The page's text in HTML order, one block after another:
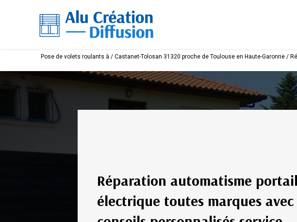
Pose de volets roulants à / Castanet-Tolosan 31320 proche de Toulouse en Haute-Garonne
Réparation automatisme portail
électrique toutes marques avec